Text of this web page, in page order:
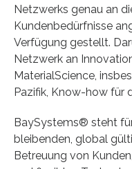
Netzwerks genau an
Kundenbedürfnisse
Verfügung gestellt.
Netzwerk an
MaterialScience,
Pazifik, Know-how für
BaySystems® steht
bleibenden, global
Betreuung von